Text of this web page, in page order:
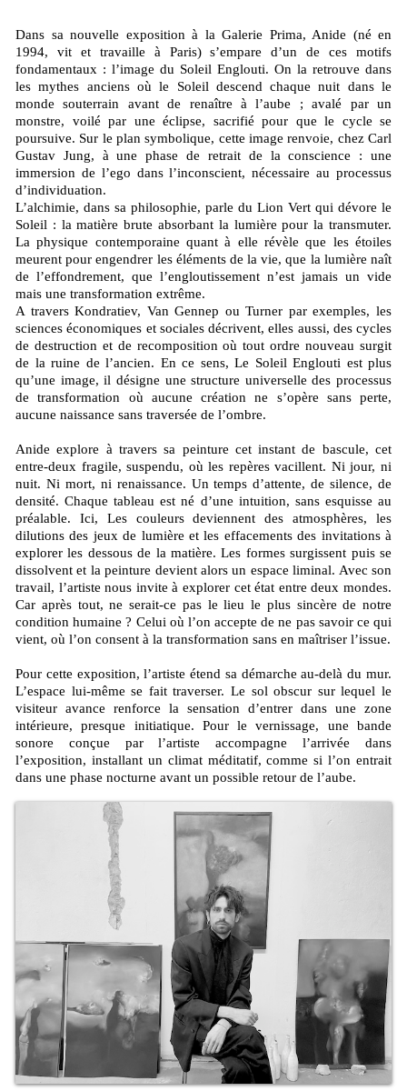
Dans sa nouvelle exposition à la Galerie Prima, Anide (né en
1994, vit et travaille à Paris) s’empare d’un de ces motifs
fondamentaux : l’image du Soleil Englouti. On la retrouve dans
les mythes anciens où le Soleil descend chaque nuit dans le
monde souterrain avant de renaître à l’aube ; avalé par un
monstre, voilé par une éclipse, sacrifié pour que le cycle se
poursuive. Sur le plan symbolique, cette image renvoie, chez Carl
Gustav Jung, à une phase de retrait de la conscience : une
immersion de l’ego dans l’inconscient, nécessaire au processus
d’individuation.
L’alchimie, dans sa philosophie, parle du Lion Vert qui dévore le
Soleil : la matière brute absorbant la lumière pour la transmuter.
La physique contemporaine quant à elle révèle que les étoiles
meurent pour engendrer les éléments de la vie, que la lumière naît
de l’effondrement, que l’engloutissement n’est jamais un vide
mais une transformation extrême.
A travers Kondratiev, Van Gennep ou Turner par exemples, les
sciences économiques et sociales décrivent, elles aussi, des cycles
de destruction et de recomposition où tout ordre nouveau surgit
de la ruine de l’ancien. En ce sens, Le Soleil Englouti est plus
qu’une image, il désigne une structure universelle des processus
de transformation où aucune création ne s’opère sans perte,
aucune naissance sans traversée de l’ombre.
Anide explore à travers sa peinture cet instant de bascule, cet
entre-deux fragile, suspendu, où les repères vacillent. Ni jour, ni
nuit. Ni mort, ni renaissance. Un temps d’attente, de silence, de
densité. Chaque tableau est né d’une intuition, sans esquisse au
préalable. Ici, Les couleurs deviennent des atmosphères, les
dilutions des jeux de lumière et les effacements des invitations à
explorer les dessous de la matière. Les formes surgissent puis se
dissolvent et la peinture devient alors un espace liminal. Avec son
travail, l’artiste nous invite à explorer cet état entre deux mondes.
Car après tout, ne serait-ce pas le lieu le plus sincère de notre
condition humaine ? Celui où l’on accepte de ne pas savoir ce qui
vient, où l’on consent à la transformation sans en maîtriser l’issue.
Pour cette exposition, l’artiste étend sa démarche au-delà du mur.
L’espace lui-même se fait traverser. Le sol obscur sur lequel le
visiteur avance renforce la sensation d’entrer dans une zone
intérieure, presque initiatique. Pour le vernissage, une bande
sonore conçue par l’artiste accompagne l’arrivée dans
l’exposition, installant un climat méditatif, comme si l’on entrait
dans une phase nocturne avant un possible retour de l’aube.